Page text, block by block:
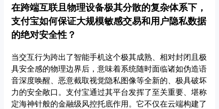
在跨端互联且物理设备极其分散的复杂体系下，
支付宝如何保证大规模敏感交易和用户隐私数据
的绝对安全性？
当交互行为跨出了智能手机这个极其成熟、相对封闭且极
具安全感的物理边界后，意味着系统随时面临诸如伪造语
音深度唤醒、恶意截取视觉隐私图像等全新的、极具破坏
力的安全敞口。支付宝通过其平台发挥了至关重要、堪称
定海神针般的金融级风控托底作用。它不仅在云端构建了